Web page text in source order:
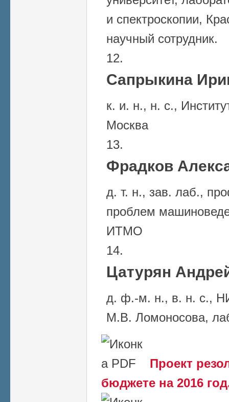
и спектроскопии,
научный сотрудник.
Сапрыкина
к. и. н., н. с.,
Москва
Фрадков
д. т. н., зав. лаб.,
проблем
ИТМО
Цатурян
д. ф.-м. н., в. н. с.,
М.В. Ломоносова,
Проект
бюджете на 2016